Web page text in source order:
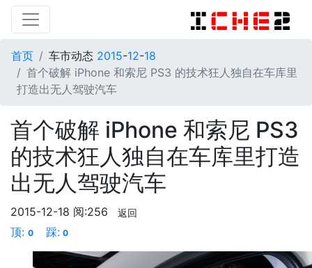
首页 车市动态 2015-12-18
首个破解 iPhone 和索尼 PS3 的技术狂人独自在车库里
打造出无人驾驶汽车
首个破解 iPhone 和索尼 PS3
的技术狂人独自在车库里打造
出无人驾驶汽车
2015-12-18 阅:256 返回
顶: 0 踩: 0